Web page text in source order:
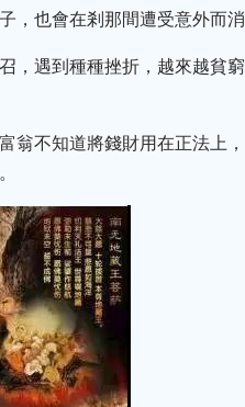
，也會在剎那間遭受意外而消
，遇到種種挫折，越來越貧
翁不知道將錢財用在正法上